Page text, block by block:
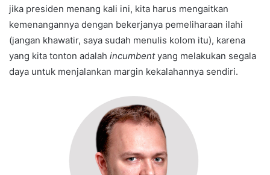
jika presiden menang kali ini, kita harus mengaitkan
kemenangannya dengan bekerjanya pemeliharaan ilahi
(jangan khawatir, saya sudah menulis kolom itu), karena
yang kita tonton adalah incumbentyang melakukan segala
daya untuk menjalankan margin kekalahannya sendiri.